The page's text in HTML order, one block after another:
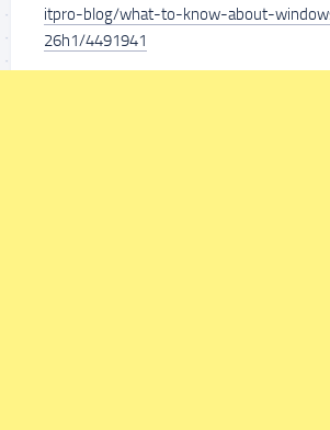
itpro-blog/what-to-know-about-
26h1/4491941